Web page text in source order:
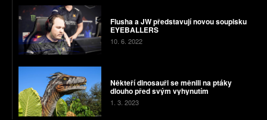
Flusha a JW představují novou soupisku
EYEBALLERS
10. 6. 2022
Někteří dinosauři se měnili na ptáky
dlouho před svým vyhynutím
1. 3. 2023